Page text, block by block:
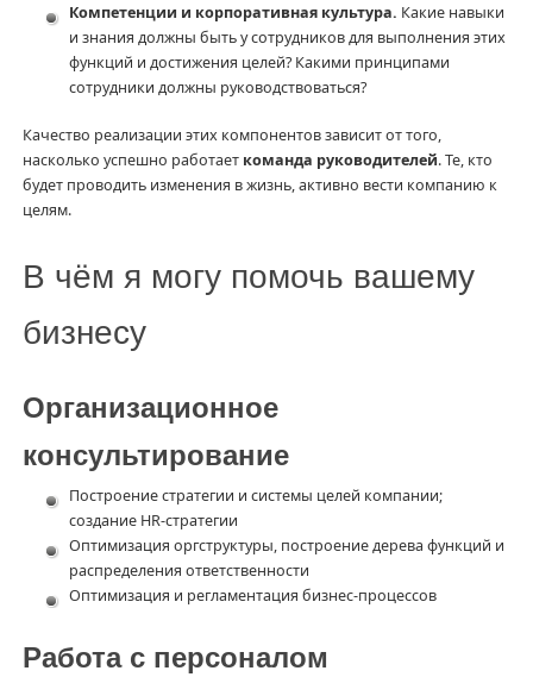
Компетенции и корпоративная культура. Какие навыки
и знания должны быть у сотрудников для выполнения этих
функций и достижения целей? Какими принципами
сотрудники должны руководствоваться?
Качество реализации этих компонентов зависит от того,
насколько успешно работает команда руководителей. Те, кто
будет проводить изменения в жизнь, активно вести компанию к
целям.
В чём я могу помочь вашему
бизнесу
Организационное
консультирование
Построение стратегии и системы целей компании;
создание HR-стратегии
Оптимизация оргструктуры, построение дерева функций и
распределения ответственности
Оптимизация и регламентация бизнес-процессов
Работа с персоналом